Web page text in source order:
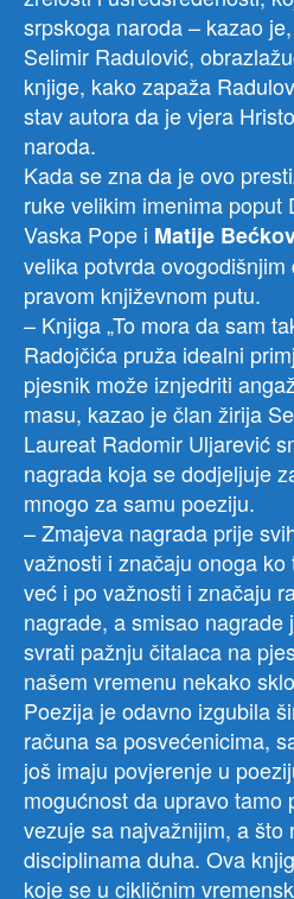
srpskoga naroda – kazao
Selimir Radulović,
knjige, kako zapaža
stav autora da je vjera
naroda.
Kada se zna da je ovo
ruke velikim imenima poput
Vaska Pope i Matije
velika potvrda
pravom književnom putu.
– Knjiga „To mora da sam
Radojčića pruža idealni
pjesnik može iznjedriti
masu, kazao je član žirija
Laureat Radomir Uljarević
nagrada koja se dodjeljuje
mnogo za samu poeziju.
– Zmajeva nagrada prije
važnosti i značaju onoga
već i po važnosti i značaju
nagrade, a smisao nagrade
svrati pažnju čitalaca na
našem vremenu nekako
Poezija je odavno izgubila
računa sa posvećenicima,
još imaju povjerenje u
mogućnost da upravo tamo
vezuje sa najvažnijim, a što
disciplinama duha. Ova
koje se u cikličnim